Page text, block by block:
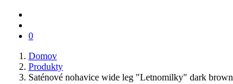
0
Domov
Produkty
Saténové nohavice wide leg "Letnomilky" dark brown